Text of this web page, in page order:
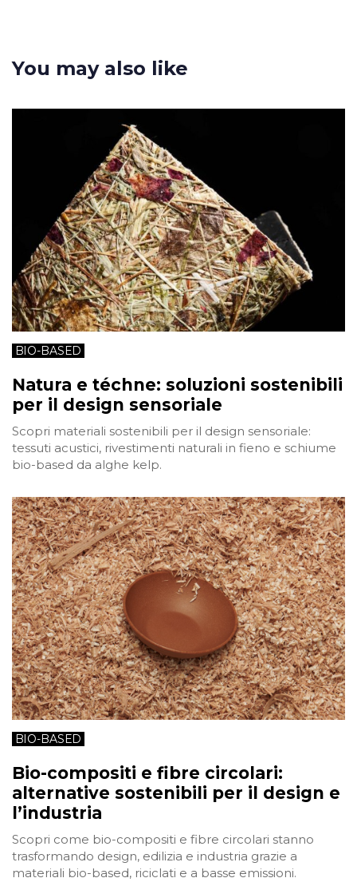
You may also like
BIO-BASED
Natura e téchne: soluzioni sostenibili
per il design sensoriale
Scopri materiali sostenibili per il design sensoriale:
tessuti acustici, rivestimenti naturali in fieno e schiume
bio-based da alghe kelp.
BIO-BASED
Bio-compositi e fibre circolari:
alternative sostenibili per il design e
l’industria
Scopri come bio-compositi e fibre circolari stanno
trasformando design, edilizia e industria grazie a
materiali bio-based, riciclati e a basse emissioni.